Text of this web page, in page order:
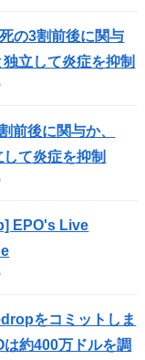
の3割前後に関与
立して炎症を抑制
前後に関与か、
て炎症を抑制
EPO's Live
をコミットしま
は約400万ドルを調